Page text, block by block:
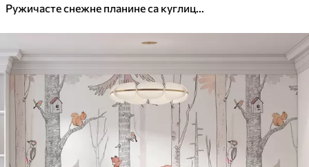
Ружичасте снежне планине са куглицама